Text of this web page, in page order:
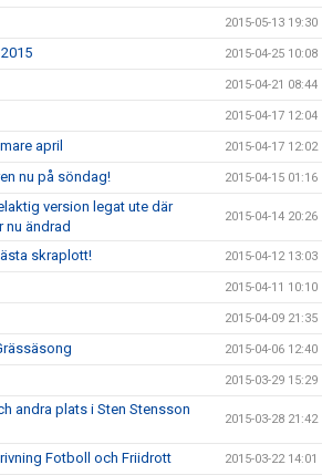
2015-05-13 19:30
2015-04-25 10:08
2015-04-21 08:44
2015-04-17 12:04
april 2015-04-17 12:02
nu på söndag! 2015-04-15 01:16
version legat ute där
nu ändrad
2015-04-14 20:26
skraplott! 2015-04-12 13:03
2015-04-11 10:10
2015-04-09 21:35
2015-04-06 12:40
2015-03-29 15:29
andra plats i Sten Stensson
2015-03-28 21:42
Fotboll och Friidrott 2015-03-22 14:01